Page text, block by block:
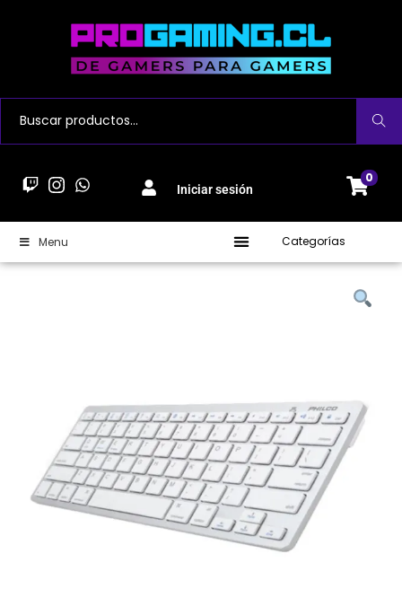
Buscar
Iniciar sesión
0
Menu Categorías